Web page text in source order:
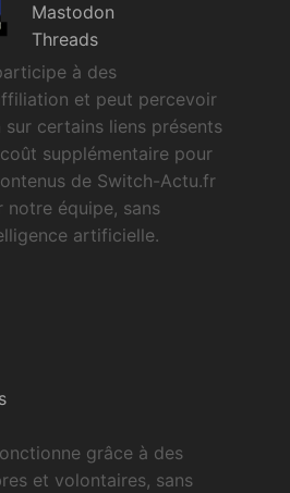
Mastodon
Threads
à des
et peut percevoir
sur certains liens présents
supplémentaire pour
de Switch-Actu.fr
notre équipe, sans
artificielle.
grâce à des
et volontaires, sans